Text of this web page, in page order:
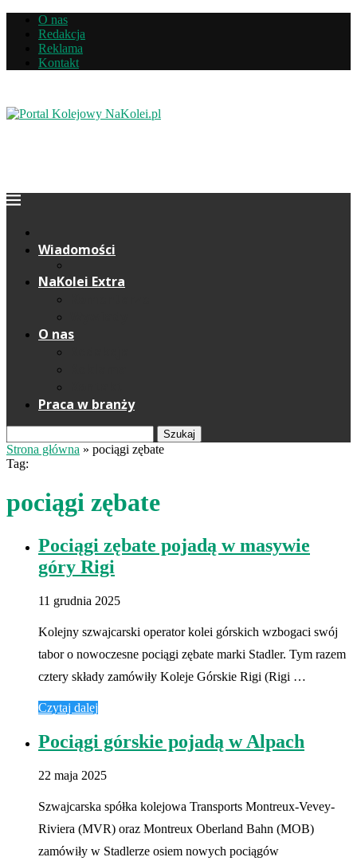
O nas
Redakcja
Reklama
Kontakt
Wiadomości
NaKolei Extra
O nas
Praca w branży
Szukaj
Strona główna » pociągi zębate
Tag:
pociągi zębate
Pociągi zębate pojadą w masywie
góry Rigi
11 grudnia 2025
Kolejny szwajcarski operator kolei górskich wzbogaci swój
tabor o nowoczesne pociągi zębate marki Stadler. Tym razem
cztery składy zamówiły Koleje Górskie Rigi (Rigi …
Czytaj dalej
Pociągi górskie pojadą w Alpach
22 maja 2025
Szwajcarska spółka kolejowa Transports Montreux-Vevey-
Riviera (MVR) oraz Montreux Oberland Bahn (MOB)
zamówiły w Stadlerze osiem nowych pociągów